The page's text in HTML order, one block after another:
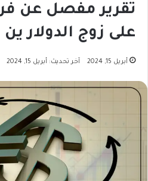
تقرير مفصل عن
على زوج الدولار ين
أبريل 15, 2024 آخر تحديث: أبريل 15, 2024